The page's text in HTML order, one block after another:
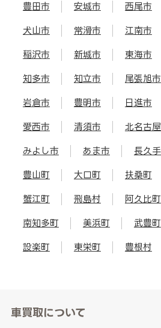
豊田市 安城市 西尾市
犬山市 常滑市 江南市
稲沢市 新城市 東海市
知多市 知立市 尾張旭市
岩倉市 豊明市 日進市
愛西市 清須市 北名古
みよし市 あま市 長久
豊山町 大口町 扶桑町
蟹江町 飛島村 阿久比町
南知多町 美浜町 武豊町
設楽町 東栄町 豊根村
車買取について